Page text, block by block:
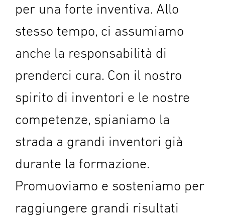
per una forte inventiva. Allo
stesso tempo, ci assumiamo
anche la responsabilità di
prenderci cura. Con il nostro
spirito di inventori e le nostre
competenze, spianiamo la
strada a grandi inventori già
durante la formazione.
Promuoviamo e sosteniamo per
raggiungere grandi risultati